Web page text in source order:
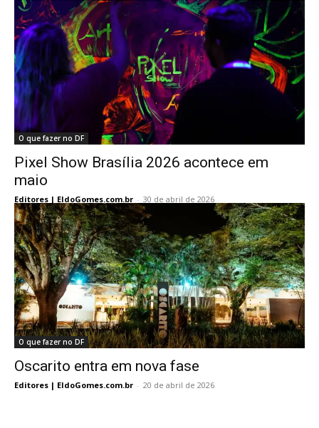
O que fazer no DF
Pixel Show Brasília 2026 acontece em
maio
Editores | EldoGomes.com.br - 30 de abril de 2026
O que fazer no DF
Oscarito entra em nova fase
Editores | EldoGomes.com.br - 20 de abril de 2026